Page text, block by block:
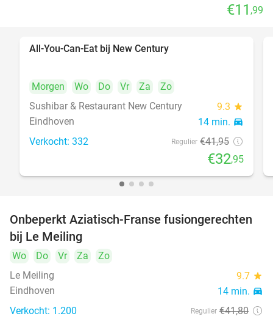
€11 ,99
All-You-Can-Eat bij New Century
Morgen Wo Do Vr Za
Zo
Sushibar & Restaurant New Century
9.3 star
Eindhoven 14 min. directions_car
Verkocht: 332 Regulier €41,95
€32,95
19%
Onbeperkt Aziatisch-Franse fusiongerechten
bij Le Meiling
Wo Do Vr Za
Zo
Le Meiling
9.7 star
Eindhoven 14 min. directions_car
Verkocht: 1.200 Regulier €41,80